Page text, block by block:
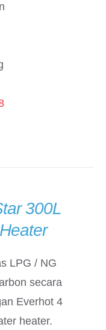
300L
LPG / NG
secara
Everhot 4
heater.